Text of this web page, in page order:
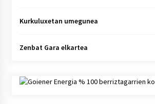
Kurkuluxetan umegunea
Zenbat Gara elkartea